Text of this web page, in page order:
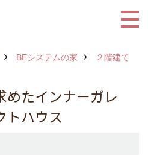
BEシステムの家 ２階建て
たインナーガレ
トハウス